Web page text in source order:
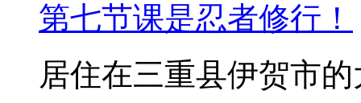
第七节课是忍者修行！
居住在三重县伊贺市的